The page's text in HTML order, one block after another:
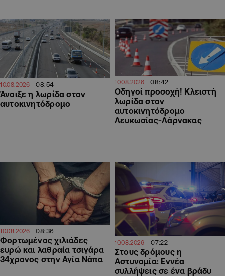
10.08.2026 08:54
Άνοιξε η λωρίδα στον
αυτοκινητόδρομο
10.08.2026 08:42
Οδηγοί προσοχή! Κλειστή
λωρίδα στον
αυτοκινητόδρομο
Λευκωσίας-Λάρνακας
10.08.2026 08:36
Φορτωμένος χιλιάδες
ευρώ και λαθραία τσιγάρα
34χρονος στην Αγία Νάπα
10.08.2026 07:22
Στους δρόμους η
Αστυνομία: Εννέα
συλλήψεις σε ένα βράδυ